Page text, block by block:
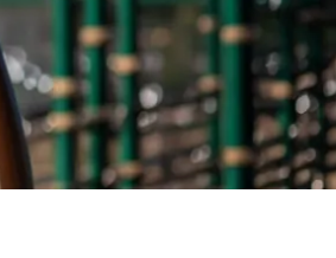
학년)
동차, 건설
웨이
정 안내서
자료)
상 학생
인디언 교육